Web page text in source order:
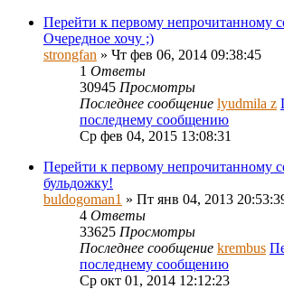
Перейти к первому непрочитанному
Очередное хочу ;)
strongfan » Чт фев 06, 2014 09:38:45
1 Ответы
30945 Просмотры
Последнее сообщение lyudmila z
последнему сообщению
Ср фев 04, 2015 13:08:31
Перейти к первому непрочитанному
бульдожку!
buldogoman1 » Пт янв 04, 2013
4 Ответы
33625 Просмотры
Последнее сообщение krembus
последнему сообщению
Ср окт 01, 2014 12:12:23